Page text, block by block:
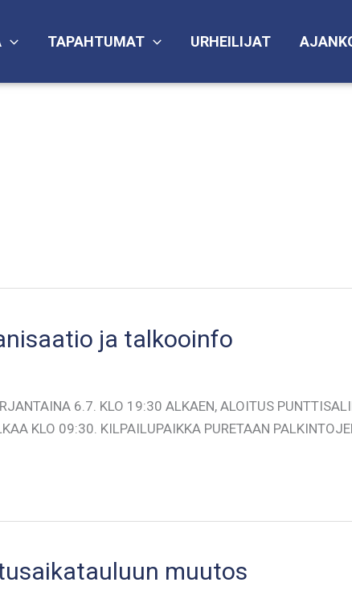
TAPAHTUMAT URHEILIJAT
ja talkooinfo
6.7. KLO 19:30 ALKAEN, ALOITUS
KLO 09:30. KILPAILUPAIKKA PURETAAN
muutos